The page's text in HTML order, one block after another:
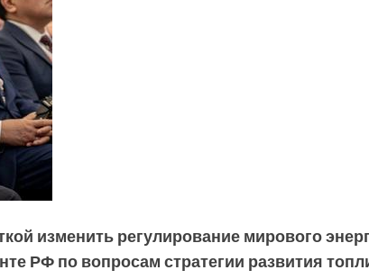
изменить регулирование мирового
РФ по вопросам стратегии развития